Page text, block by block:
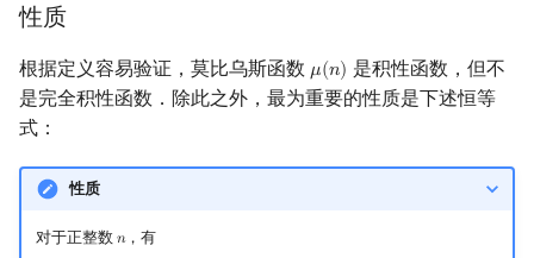
Code::Blocks
排序应用
DP 优化
其它 DP 方法
后缀树
Manacher
回文树
序列自动机
普通生成函数
指数生成函数
图论计数
二叉搜索树 & 平衡树
跳表
可持久化数据结构
树套树
最小环
2-SAT
欧拉图
哈密顿图
Garsia–Wachs 算法
15-puzzle
Kahan 求和
珂朵莉树/颜色段均摊
性质
根据定义容易验证，莫比乌斯函数 𝜇(𝑛)
μ(n) 是积性函数，但不
是完全积性函数．除此之外，最为重要的性质是下述恒等
式：
性质
对于正整数 𝑛
n，有